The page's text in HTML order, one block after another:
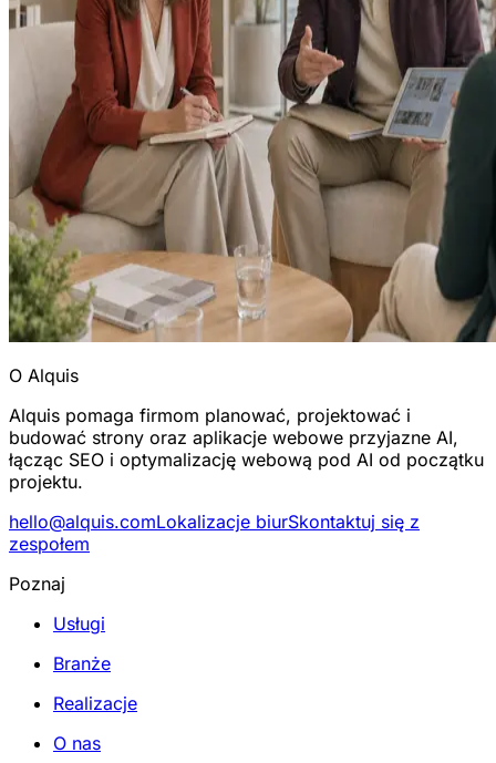
O Alquis
Alquis pomaga firmom planować, projektować i
budować strony oraz aplikacje webowe przyjazne AI,
łącząc SEO i optymalizację webową pod AI od początku
projektu.
hello@alquis.comLokalizacje biurSkontaktuj się z
zespołem
Poznaj
Usługi
Branże
Realizacje
O nas